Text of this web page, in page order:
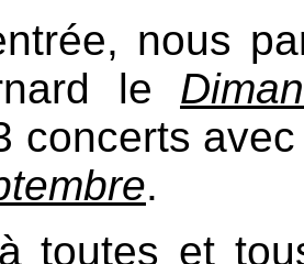
nous
le
concerts
.
toutes et